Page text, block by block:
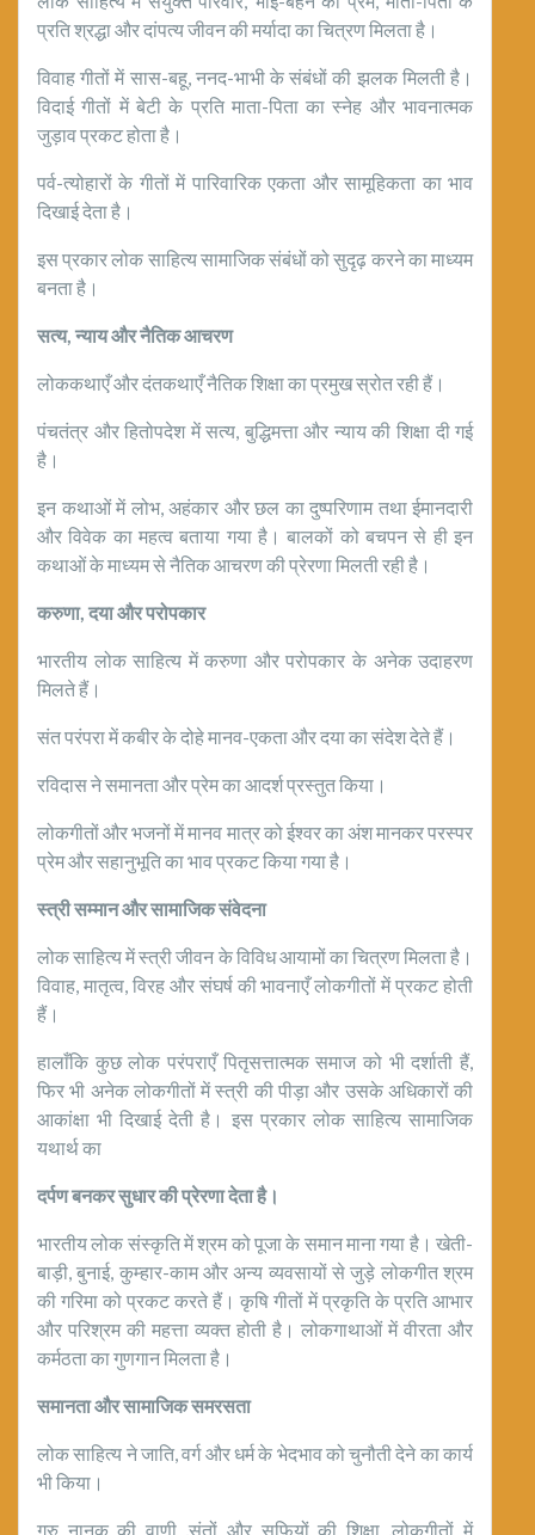
प्रति श्रद्धा और दांपत्य जीवन की मर्यादा का चित्रण मिलता है।
विवाह गीतों में सास-बहू, ननद-भाभी के संबंधों की झलक मिलती है।
विदाई गीतों में बेटी के प्रति माता-पिता का स्नेह और भावनात्मक
जुड़ाव प्रकट होता है।
पर्व-त्योहारों के गीतों में पारिवारिक एकता और सामूहिकता का भाव
दिखाई देता है।
इस प्रकार लोक साहित्य सामाजिक संबंधों को सुदृढ़ करने का माध्यम
बनता है।
सत्य, न्याय और नैतिक आचरण
लोककथाएँ और दंतकथाएँ नैतिक शिक्षा का प्रमुख स्रोत रही हैं।
पंचतंत्र और हितोपदेश में सत्य, बुद्धिमत्ता और न्याय की शिक्षा दी गई
है।
इन कथाओं में लोभ, अहंकार और छल का दुष्परिणाम तथा ईमानदारी
और विवेक का महत्व बताया गया है। बालकों को बचपन से ही इन
कथाओं के माध्यम से नैतिक आचरण की प्रेरणा मिलती रही है।
करुणा, दया और परोपकार
भारतीय लोक साहित्य में करुणा और परोपकार के अनेक उदाहरण
मिलते हैं।
संत परंपरा में कबीर के दोहे मानव-एकता और दया का संदेश देते हैं।
रविदास ने समानता और प्रेम का आदर्श प्रस्तुत किया।
लोकगीतों और भजनों में मानव मात्र को ईश्वर का अंश मानकर परस्पर
प्रेम और सहानुभूति का भाव प्रकट किया गया है।
स्त्री सम्मान और सामाजिक संवेदना
लोक साहित्य में स्त्री जीवन के विविध आयामों का चित्रण मिलता है।
विवाह, मातृत्व, विरह और संघर्ष की भावनाएँ लोकगीतों में प्रकट होती
हैं।
हालाँकि कुछ लोक परंपराएँ पितृसत्तात्मक समाज को भी दर्शाती हैं,
फिर भी अनेक लोकगीतों में स्त्री की पीड़ा और उसके अधिकारों की
आकांक्षा भी दिखाई देती है। इस प्रकार लोक साहित्य सामाजिक
यथार्थ का
दर्पण बनकर सुधार की प्रेरणा देता है।
भारतीय लोक संस्कृति में श्रम को पूजा के समान माना गया है। खेती-
बाड़ी, बुनाई, कुम्हार-काम और अन्य व्यवसायों से जुड़े लोकगीत श्रम
की गरिमा को प्रकट करते हैं। कृषि गीतों में प्रकृति के प्रति आभार
और परिश्रम की महत्ता व्यक्त होती है। लोकगाथाओं में वीरता और
कर्मठता का गुणगान मिलता है।
समानता और सामाजिक समरसता
लोक साहित्य ने जाति, वर्ग और धर्म के भेदभाव को चुनौती देने का कार्य
भी किया।
गुरु नानक की वाणी ,संतों और सूफियों की शिक्षा ,लोकगीतों में